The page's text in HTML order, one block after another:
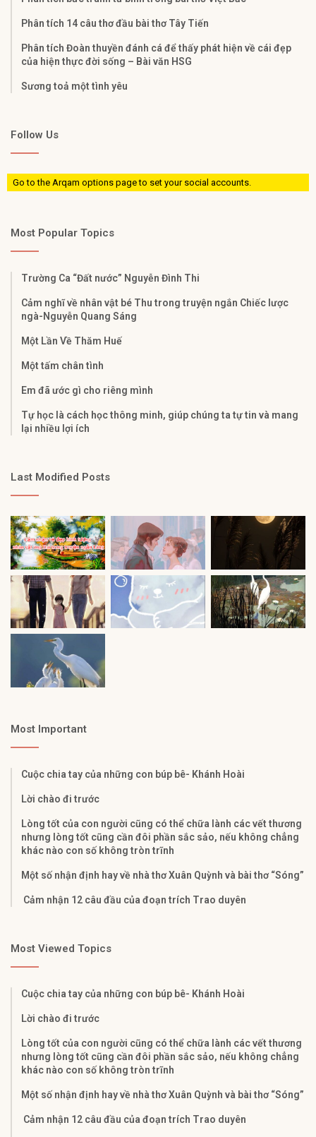
Phân tích 14 câu thơ đầu bài thơ Tây Tiến
Phân tích Đoàn thuyền đánh cá để thấy phát hiện về cái đẹp
của hiện thực đời sống – Bài văn HSG
Sương toả một tình yêu
Follow Us
Go to the Arqam options page to set your social accounts.
Most Popular Topics
Trường Ca “Đất nước” Nguyễn Đình Thi
Cảm nghĩ về nhân vật bé Thu trong truyện ngắn Chiếc lược
ngà-Nguyễn Quang Sáng
Một Lần Về Thăm Huế
Một tấm chân tình
Em đã ước gì cho riêng mình
Tự học là cách học thông minh, giúp chúng ta tự tin và mang
lại nhiều lợi ích
Last Modified Posts
Most Important
Cuộc chia tay của những con búp bê- Khánh Hoài
Lời chào đi trước
Lòng tốt của con người cũng có thể chữa lành các vết thương
nhưng lòng tốt cũng cần đôi phần sắc sảo, nếu không chẳng
khác nào con số không tròn trĩnh
Một số nhận định hay về nhà thơ Xuân Quỳnh và bài thơ “Sóng”
Cảm nhận 12 câu đầu của đoạn trích Trao duyên
Most Viewed Topics
Cuộc chia tay của những con búp bê- Khánh Hoài
Lời chào đi trước
Lòng tốt của con người cũng có thể chữa lành các vết thương
nhưng lòng tốt cũng cần đôi phần sắc sảo, nếu không chẳng
khác nào con số không tròn trĩnh
Một số nhận định hay về nhà thơ Xuân Quỳnh và bài thơ “Sóng”
Cảm nhận 12 câu đầu của đoạn trích Trao duyên